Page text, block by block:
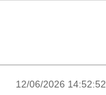
12/06/2026 14:52:52